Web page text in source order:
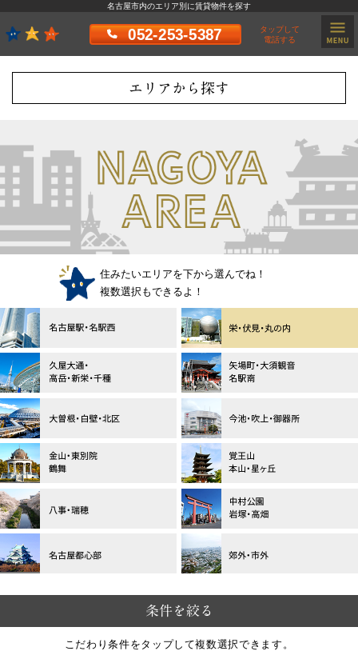
名古屋市内のエリア別に賃貸物件を探す
052-253-5387
タップして
電話する
エリアから探す
住みたいエリアを下から選んでね！
複数選択もできるよ！
条件を絞る
こだわり条件をタップして複数選択できます。